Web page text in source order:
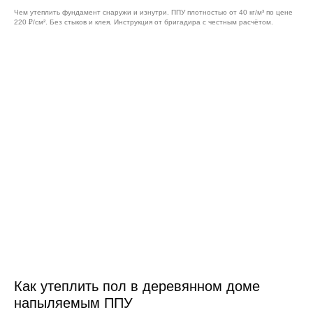
Чем утеплить фундамент снаружи и изнутри. ППУ плотностью от 40 кг/м³ по цене
220 ₽/см². Без стыков и клея. Инструкция от бригадира с честным расчётом.
Как утеплить пол в деревянном доме
напыляемым ППУ